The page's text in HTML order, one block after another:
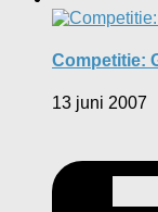
Competitie:
13 juni 2007